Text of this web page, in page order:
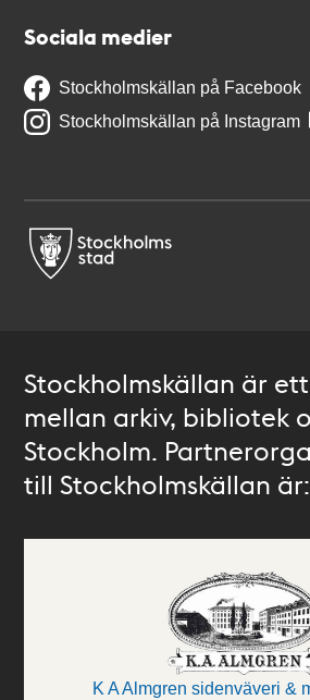
Sociala medier
Stockholmskällan på Facebook
Stockholmskällan på Instagram
Stockholmskällan är
mellan arkiv, bibliotek
Stockholm.
till Stockholmskällan är:
K A Almgren sidenväveri &